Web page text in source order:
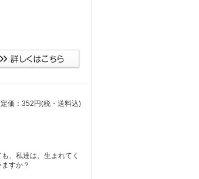
定価：352円(税・送料込)
、私達は、生まれてく
すか？